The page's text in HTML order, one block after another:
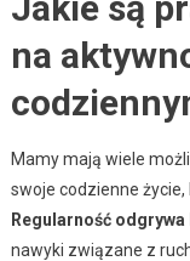
na
Mamy mają wiele
swoje codzienne życie,
Regularność
nawyki związane z